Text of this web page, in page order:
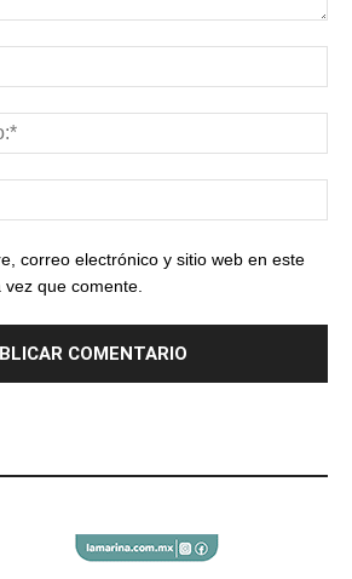
correo electrónico y sitio web en este
que comente.